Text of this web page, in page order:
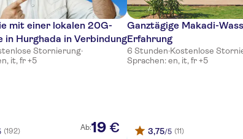
mit einer lokalen 20G-
in Hurghada in Verbindung
Stornierung·
it, fr +5
(192) Ab:19 €
Ganztägige Makadi-
Erfahrung
6 Stunden·Kostenlose
Sprachen: en, it, fr +5
3,75/5 (11)